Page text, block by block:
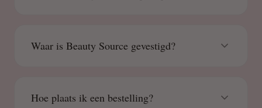
Waar is Beauty Source gevestigd?
Hoe plaats ik een bestelling?